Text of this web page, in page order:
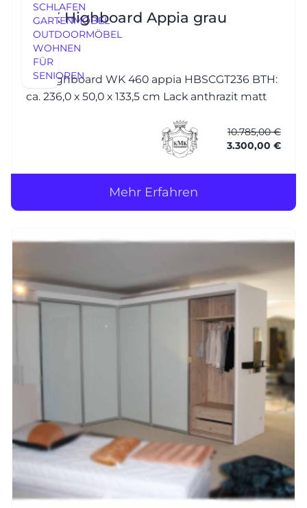
SCHLAFEN
GARTENMÖBEL
OUTDOORMÖBEL
WOHNEN
FÜR
SENIOREN
KMK Highboard Appia grau
TV-Highboard WK 460 appia HBSCGT236 BTH:
ca. 236,0 x 50,0 x 133,5 cm Lack anthrazit matt
10.785,00 €
3.300,00 €
Mehr Erfahren